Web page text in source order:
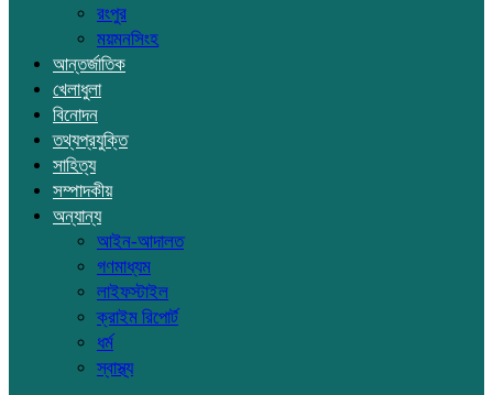
রংপুর
ময়মনসিংহ
আন্তর্জাতিক
খেলাধুলা
বিনোদন
তথ্যপ্রযুক্তি
সাহিত্য
সম্পাদকীয়
অন্যান্য
আইন-আদালত
গণমাধ্যম
লাইফস্টাইল
ক্রাইম রিপোর্ট
ধর্ম
স্বাস্থ্য